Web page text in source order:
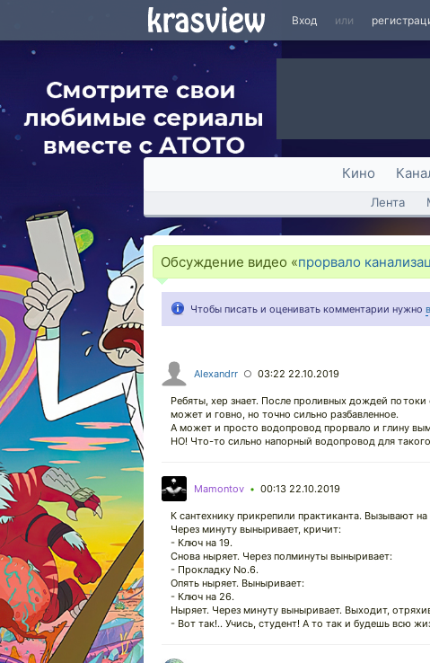
Вход или
Кино
Лента
Обсуждение видео «прорвало
Чтобы писать и оценивать комментарии нужно
Alexandrr ○ 03:22 22.10.2019
Ребяты, хер знает. После проливных дождей
может и говно, но точно сильно разбавленное.
А может и просто водопровод прорвало и глину
НО! Что-то сильно напорный водопровод для
Mamontov • 00:13 22.10.2019
К сантехнику прикрепили практиканта. Вызывают
Через минуту выныривает, кричит:
- Ключ на 19.
Снова ныряет. Через полминуты выныривает:
- Прокладку No.6.
Опять ныряет. Выныривает:
- Ключ на 26.
Ныряет. Через минуту выныривает. Выходит,
- Вот так!.. Учись, студент! А то так и будешь всю